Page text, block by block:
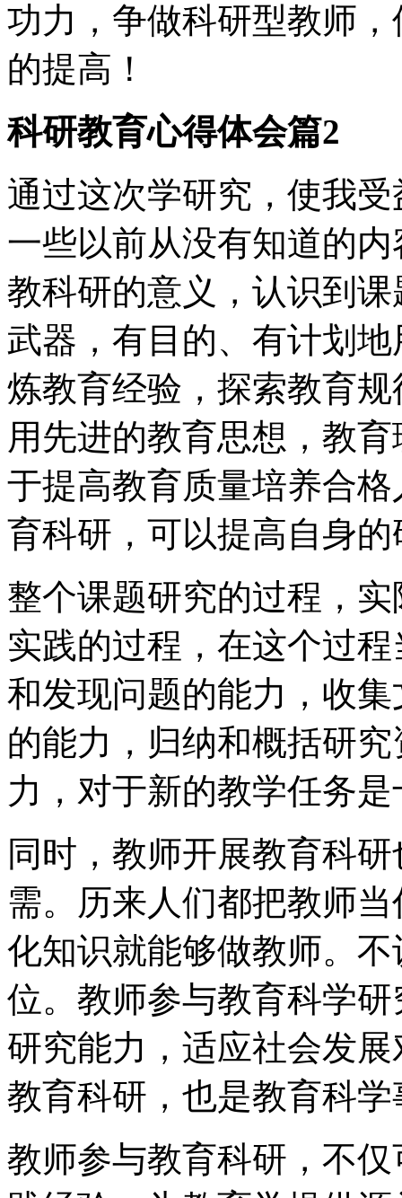
功力，争做科研型教师
的提高！
科研教育心得体会篇2
通过这次学研究，使我
一些以前从没有知道的
教科研的意义，认识到
武器，有目的、有计划
炼教育经验，探索教育
用先进的教育思想，教
于提高教育质量培养合
育科研，可以提高自身
整个课题研究的过程，
实践的过程，在这个过
和发现问题的能力，收
的能力，归纳和概括研
力，对于新的教学任务
同时，教师开展教育科
需。历来人们都把教师
化知识就能够做教师。
位。教师参与教育科学
研究能力，适应社会发
教育科研，也是教育科
教师参与教育科研，不